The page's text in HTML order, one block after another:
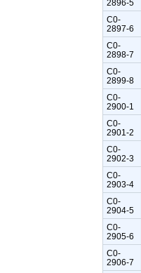
2896-5
C0-
2897-6
C0-
2898-7
C0-
2899-8
C0-
2900-1
C0-
2901-2
C0-
2902-3
C0-
2903-4
C0-
2904-5
C0-
2905-6
C0-
2906-7